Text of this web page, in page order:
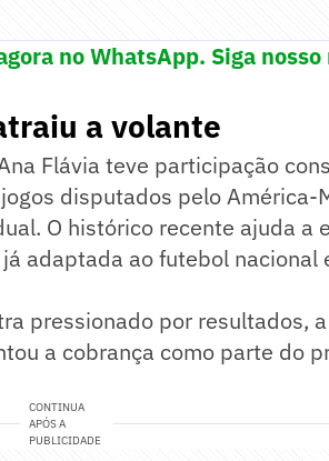
no WhatsApp. Siga nosso
a volante
Flávia teve participação
disputados pelo América-
O histórico recente ajuda a
adaptada ao futebol nacional
pressionado por resultados,
a cobrança como parte do
CONTINUA
APÓS A
PUBLICIDADE